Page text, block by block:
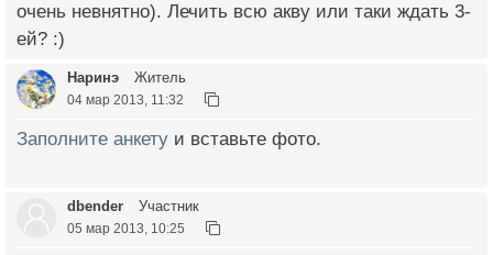
очень невнятно). Лечить всю акву или таки ждать 3-
ей? :)
Наринэ Житель
04 мар 2013, 11:32
Заполните анкету и вставьте фото.
dbender Участник
05 мар 2013, 10:25